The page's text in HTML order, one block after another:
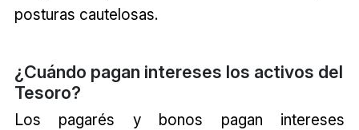
posturas cautelosas.
¿Cuándo pagan intereses los activos del
Tesoro?
Los pagarés y bonos pagan intereses